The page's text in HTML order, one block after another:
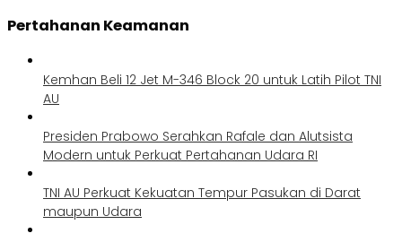
Pertahanan Keamanan
Kemhan Beli 12 Jet M-346 Block 20 untuk Latih Pilot TNI
AU
Presiden Prabowo Serahkan Rafale dan Alutsista
Modern untuk Perkuat Pertahanan Udara RI
TNI AU Perkuat Kekuatan Tempur Pasukan di Darat
maupun Udara